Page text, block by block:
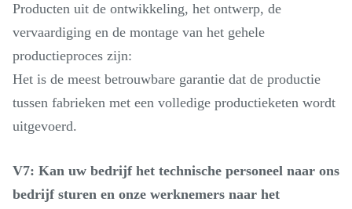
Producten uit de ontwikkeling, het ontwerp, de
vervaardiging en de montage van het gehele
productieproces zijn:
Het is de meest betrouwbare garantie dat de productie
tussen fabrieken met een volledige productieketen wordt
uitgevoerd.
V7: Kan uw bedrijf het technische personeel naar ons
bedrijf sturen en onze werknemers naar het